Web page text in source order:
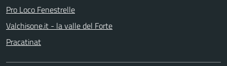
Pro Loco Fenestrelle
Valchisone.it - la valle del Forte
Pracatinat